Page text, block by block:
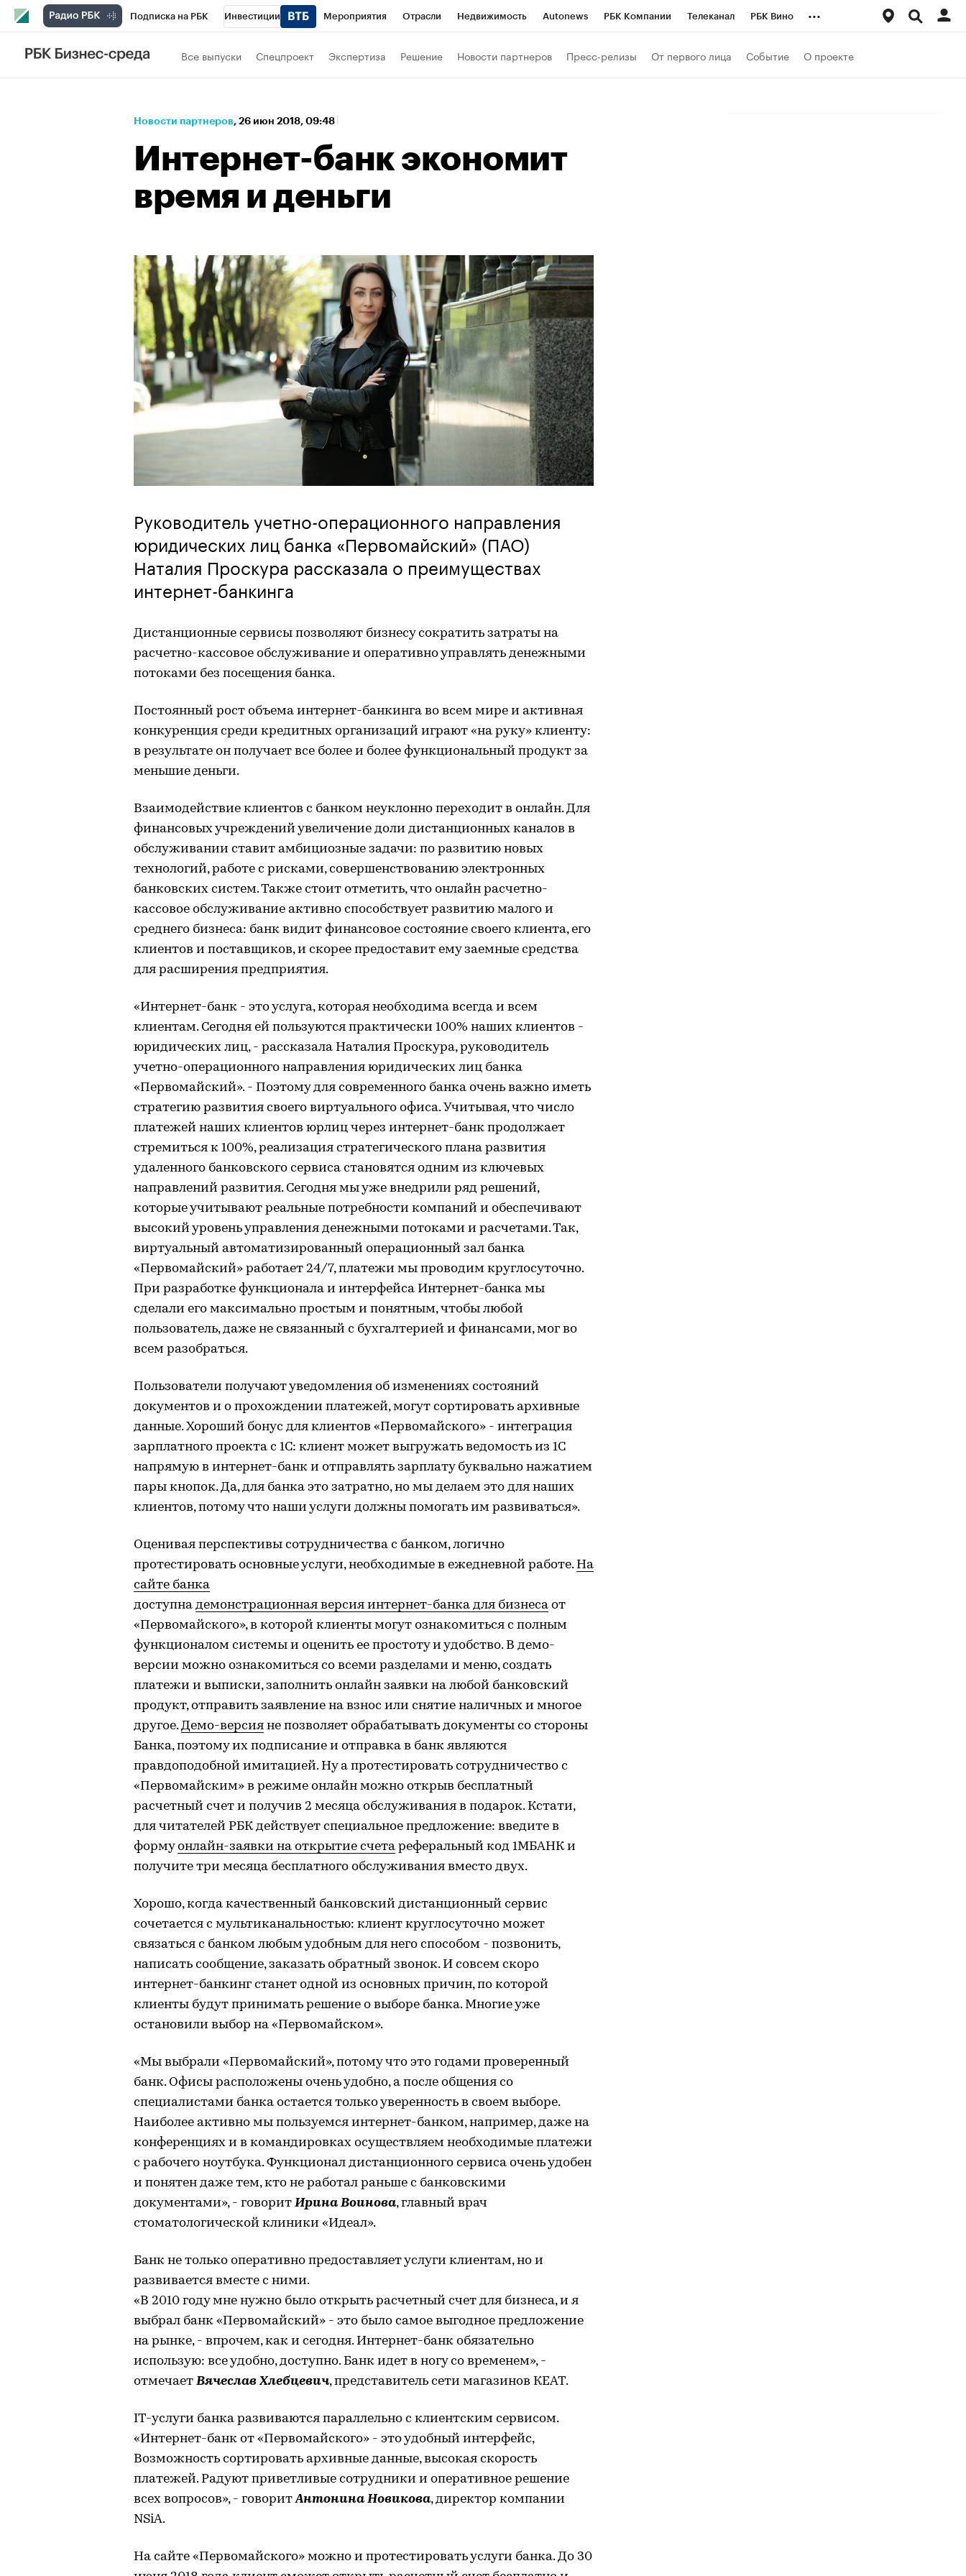
Подписка на РБК Инвестиции Мероприятия Отрасли Недвижимость Autonews РБК Компании Телеканал РБК Вино
Спорт
Технологии и медиа Рынок наличной валюты
...
Все выпуски Спецпроект Экспертиза Решение Новости партнеров Пресс-релизы От первого лица Событие О проекте
Новости партнеров⁠, 26 июн 2018, 09:48
Интернет-банк экономит
время и деньги
Руководитель учетно-операционного направления
юридических лиц банка «Первомайский» (ПАО)
Наталия Проскура рассказала о преимуществах
интернет-банкинга
Дистанционные сервисы позволяют бизнесу сократить затраты на
расчетно-кассовое обслуживание и оперативно управлять денежными
потоками без посещения банка.
Постоянный рост объема интернет-банкинга во всем мире и активная
конкуренция среди кредитных организаций играют «на руку» клиенту:
в результате он получает все более и более функциональный продукт за
меньшие деньги.
Взаимодействие клиентов с банком неуклонно переходит в онлайн. Для
финансовых учреждений увеличение доли дистанционных каналов в
обслуживании ставит амбициозные задачи: по развитию новых
технологий, работе с рисками, совершенствованию электронных
банковских систем. Также стоит отметить, что онлайн расчетно-
кассовое обслуживание активно способствует развитию малого и
среднего бизнеса: банк видит финансовое состояние своего клиента, его
клиентов и поставщиков, и скорее предоставит ему заемные средства
для расширения предприятия.
«Интернет-банк - это услуга, которая необходима всегда и всем
клиентам. Сегодня ей пользуются практически 100% наших клиентов -
юридических лиц, - рассказала Наталия Проскура, руководитель
учетно-операционного направления юридических лиц банка
«Первомайский». - Поэтому для современного банка очень важно иметь
стратегию развития своего виртуального офиса. Учитывая, что число
платежей наших клиентов юрлиц через интернет-банк продолжает
стремиться к 100%, реализация стратегического плана развития
удаленного банковского сервиса становятся одним из ключевых
направлений развития. Сегодня мы уже внедрили ряд решений,
которые учитывают реальные потребности компаний и обеспечивают
высокий уровень управления денежными потоками и расчетами. Так,
виртуальный автоматизированный операционный зал банка
«Первомайский» работает 24/7, платежи мы проводим круглосуточно.
При разработке функционала и интерфейса Интернет-банка мы
сделали его максимально простым и понятным, чтобы любой
пользователь, даже не связанный с бухгалтерией и финансами, мог во
всем разобраться.
Пользователи получают уведомления об изменениях состояний
документов и о прохождении платежей, могут сортировать архивные
данные. Хороший бонус для клиентов «Первомайского» - интеграция
зарплатного проекта с 1С: клиент может выгружать ведомость из 1С
напрямую в интернет-банк и отправлять зарплату буквально нажатием
пары кнопок. Да, для банка это затратно, но мы делаем это для наших
клиентов, потому что наши услуги должны помогать им развиваться».
Оценивая перспективы сотрудничества с банком, логично
протестировать основные услуги, необходимые в ежедневной работе. На
сайте банка
доступна демонстрационная версия интернет-банка для бизнеса от
«Первомайского», в которой клиенты могут ознакомиться с полным
функционалом системы и оценить ее простоту и удобство. В демо-
версии можно ознакомиться со всеми разделами и меню, создать
платежи и выписки, заполнить онлайн заявки на любой банковский
продукт, отправить заявление на взнос или снятие наличных и многое
другое.Демо-версия не позволяет обрабатывать документы со стороны
Банка, поэтому их подписание и отправка в банк являются
правдоподобной имитацией. Ну а протестировать сотрудничество с
«Первомайским» в режиме онлайн можно открыв бесплатный
расчетный счет и получив 2 месяца обслуживания в подарок. Кстати,
для читателей РБК действует специальное предложение: введите в
формуонлайн-заявки на открытие счета реферальный код 1МБАНК и
получите три месяца бесплатного обслуживания вместо двух.
Хорошо, когда качественный банковский дистанционный сервис
сочетается с мультиканальностью: клиент круглосуточно может
связаться с банком любым удобным для него способом - позвонить,
написать сообщение, заказать обратный звонок. И совсем скоро
интернет-банкинг станет одной из основных причин, по которой
клиенты будут принимать решение о выборе банка. Многие уже
остановили выбор на «Первомайском».
«Мы выбрали «Первомайский», потому что это годами проверенный
банк. Офисы расположены очень удобно, а после общения со
специалистами банка остается только уверенность в своем выборе.
Наиболее активно мы пользуемся интернет-банком, например, даже на
конференциях и в командировках осуществляем необходимые платежи
с рабочего ноутбука. Функционал дистанционного сервиса очень удобен
и понятен даже тем, кто не работал раньше с банковскими
документами», - говорит Ирина Воинова, главный врач
стоматологической клиники «Идеал».
Банк не только оперативно предоставляет услуги клиентам, но и
развивается вместе с ними.
«В 2010 году мне нужно было открыть расчетный счет для бизнеса, и я
выбрал банк «Первомайский» - это было самое выгодное предложение
на рынке, - впрочем, как и сегодня. Интернет-банк обязательно
использую: все удобно, доступно. Банк идет в ногу со временем», -
отмечает Вячеслав Хлебцевич, представитель сети магазинов КЕАТ.
IT-услуги банка развиваются параллельно с клиентским сервисом.
«Интернет-банк от «Первомайского» - это удобный интерфейс,
Возможность сортировать архивные данные, высокая скорость
платежей. Радуют приветливые сотрудники и оперативное решение
всех вопросов», - говоритАнтонина Новикова, директор компании
NSiA.
На сайте «Первомайского» можно и протестировать услуги банка. До 30